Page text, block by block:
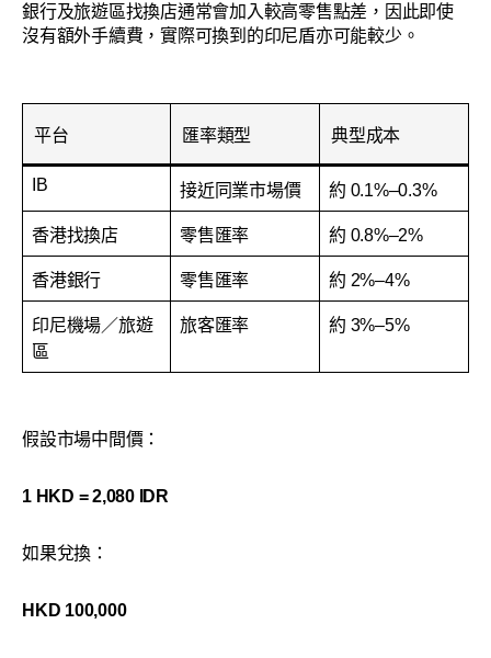
銀行及旅遊區找換店通常會加入較高零售點差，因此即使
沒有額外手續費，實際可換到的印尼盾亦可能較少。
平台 匯率類型 典型成本
IB 接近同業市場價 約 0.1%–0.3%
香港找換店 零售匯率 約 0.8%–2%
香港銀行 零售匯率 約 2%–4%
印尼機場／旅遊
區
旅客匯率 約 3%–5%
假設市場中間價：
1 HKD = 2,080 IDR
如果兌換：
HKD 100,000